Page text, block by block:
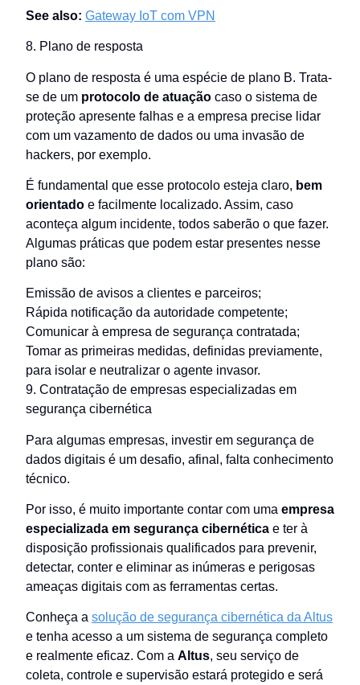
See also: Gateway IoT com VPN
8. Plano de resposta
O plano de resposta é uma espécie de plano B. Trata-
se de um protocolo de atuação caso o sistema de
proteção apresente falhas e a empresa precise lidar
com um vazamento de dados ou uma invasão de
hackers, por exemplo.
É fundamental que esse protocolo esteja claro, bem
orientado e facilmente localizado. Assim, caso
aconteça algum incidente, todos saberão o que fazer.
Algumas práticas que podem estar presentes nesse
plano são:
Emissão de avisos a clientes e parceiros;
Rápida notificação da autoridade competente;
Comunicar à empresa de segurança contratada;
Tomar as primeiras medidas, definidas previamente,
para isolar e neutralizar o agente invasor.
9. Contratação de empresas especializadas em
segurança cibernética
Para algumas empresas, investir em segurança de
dados digitais é um desafio, afinal, falta conhecimento
técnico.
Por isso, é muito importante contar com uma empresa
especializada em segurança cibernética e ter à
disposição profissionais qualificados para prevenir,
detectar, conter e eliminar as inúmeras e perigosas
ameaças digitais com as ferramentas certas.
Conheça a solução de segurança cibernética da Altus
e tenha acesso a um sistema de segurança completo
e realmente eficaz. Com a Altus, seu serviço de
coleta, controle e supervisão estará protegido e será